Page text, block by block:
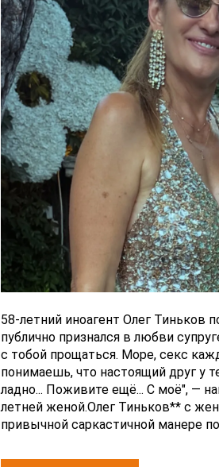
58-летний иноагент Олег Тиньков
публично признался в любви
с тобой прощаться. Море, секс
понимаешь, что настоящий друг у
ладно... Поживите ещё... С моё", —
летней женой.Олег Тиньков** с
привычной саркастичной манере